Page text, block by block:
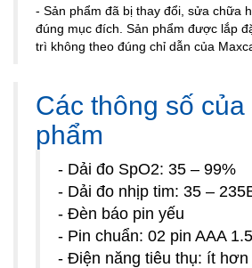
- Sản phẩm đã bị thay đổi, sửa chữa
đúng mục đích. Sản phẩm được lắp
trì không theo đúng chỉ dẫn của
Các thông số của
phẩm
- Dải đo SpO2: 35 – 99%
- Dải đo nhịp tim: 35 –
- Đèn báo pin yếu
- Pin chuẩn: 02 pin AAA
- Điện năng tiêu thụ: ít hơn